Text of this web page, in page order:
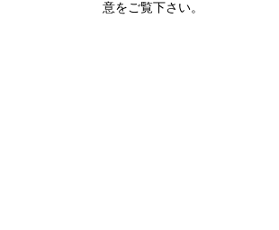
意をご覧下さい。